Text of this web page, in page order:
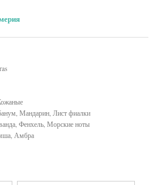
Мандарин, Лист фиалки
Фенхель, Морские ноты
Амбра